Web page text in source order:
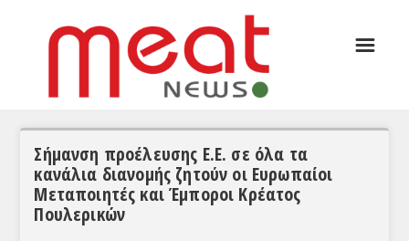
ΣΥΝΕΝΤΕΥΞΕΙΣ
ΘΕΜΑΤΑ
☰
Σήμανση προέλευσης Ε.Ε. σε όλα τα
κανάλια διανομής ζητούν οι Ευρωπαίοι
Μεταποιητές και Έμποροι Κρέατος
Πουλερικών